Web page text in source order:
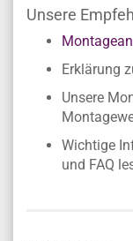
Unsere
Erklärung
Unsere
Wichtige
und FAQ